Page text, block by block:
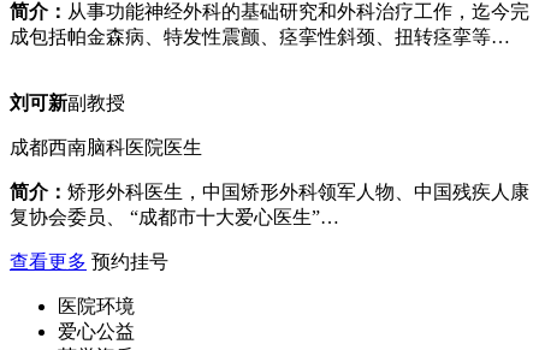
简介： 从事功能神经外科的基础研究和外科治疗工作，迄今完
成包括帕金森病、特发性震颤、痉挛性斜颈、扭转痉挛等…
刘可新副教授
成都西南脑科医院医生
简介： 矫形外科医生，中国矫形外科领军人物、中国残疾人康
复协会委员、 “成都市十大爱心医生”…
查看更多 预约挂号
医院环境
爱心公益